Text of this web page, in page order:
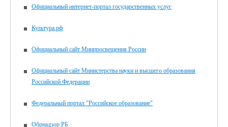
Официальный интернет-портал государственных услуг
Культура.рф
Официальный сайт Минпросвещения России
Официальный сайт Министерства науки и высшего образования
Российской Федерации
Федеральный портал "Российское образование"
Обрнадзор РБ